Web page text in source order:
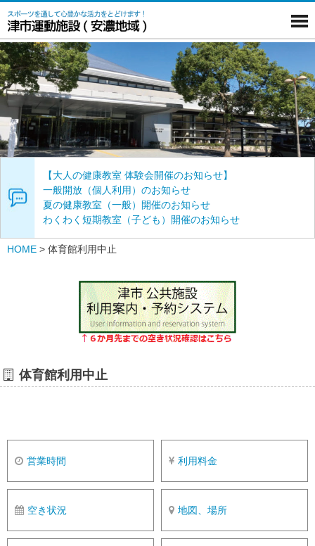
【大人の健康教室 体験会開催のお知らせ】
一般開放（個人利用）のお知らせ
夏の健康教室（一般）開催のお知らせ
わくわく短期教室（子ども）開催のお知らせ
HOME > 体育館利用中止
体育館利用中止
営業時間 利用料金
空き状況 地図、場所